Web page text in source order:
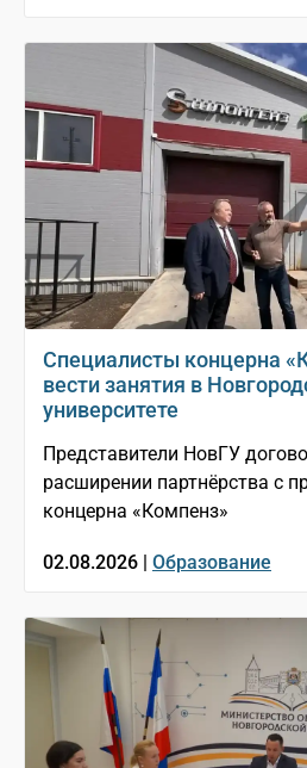
Специалисты концерна
вести занятия в
университете
Представители НовГУ
расширении партнёрства с
концерна «Компенз»
02.08.2026 | Образование